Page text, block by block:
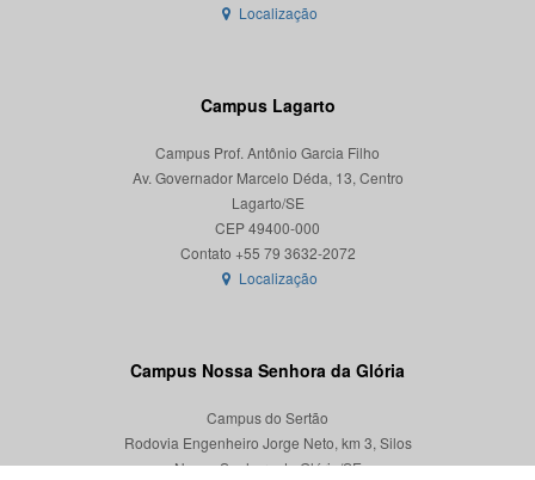
Localização
Campus Lagarto
Campus Prof. Antônio Garcia Filho
Av. Governador Marcelo Déda, 13, Centro
Lagarto/SE
CEP 49400-000
Localização
Campus Nossa Senhora da Glória
Campus do Sertão
Rodovia Engenheiro Jorge Neto, km 3, Silos
Nossa Senhora da Glória/SE